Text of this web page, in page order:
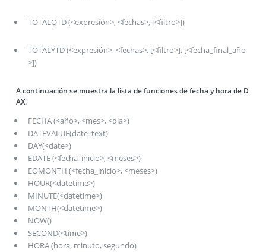
TOTALQTD (<expresión>, <fechas>, [<filtro>])
TOTALYTD (<expresión>, <fechas>, [<filtro>], [<fecha_final_año
>])
A continuación se muestra la lista de funciones de fecha y hora de D
AX.
FECHA (<año>, <mes>, <día>)
DATEVALUE(date_text)
DAY(<date>)
EDATE (<fecha_inicio>, <meses>)
EOMONTH (<fecha_inicio>, <meses>)
HOUR(<datetime>)
MINUTE(<datetime>)
MONTH(<datetime>)
NOW()
SECOND(<time>)
HORA (hora, minuto, segundo)